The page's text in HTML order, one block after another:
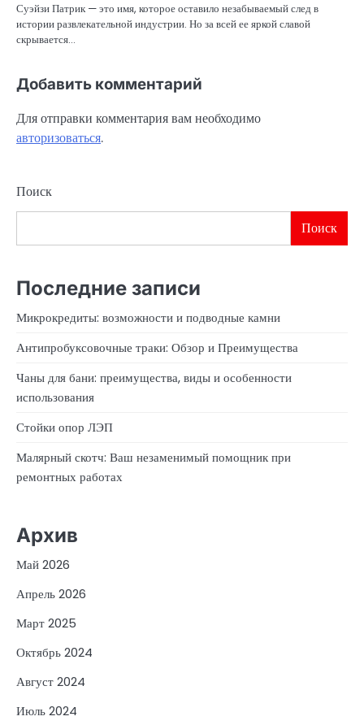
Суэйзи Патрик — это имя, которое оставило незабываемый след в
истории развлекательной индустрии. Но за всей ее яркой славой
скрывается…
Добавить комментарий
Для отправки комментария вам необходимо
авторизоваться.
Поиск
Поиск
Последние записи
Микрокредиты: возможности и подводные камни
Антипробуксовочные траки: Обзор и Преимущества
Чаны для бани: преимущества, виды и особенности
использования
Стойки опор ЛЭП
Малярный скотч: Ваш незаменимый помощник при
ремонтных работах
Архив
Май 2026
Апрель 2026
Март 2025
Октябрь 2024
Август 2024
Июль 2024